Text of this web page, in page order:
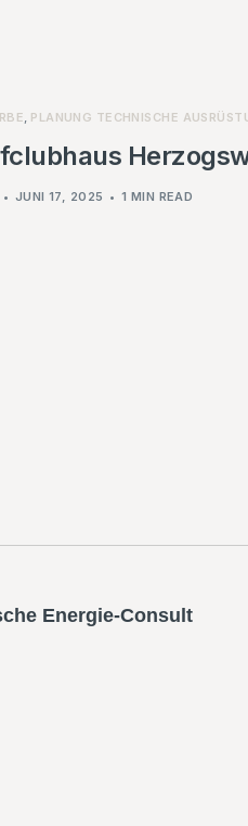
, PLANUNG TECHNISCHE
JUNI 17, 2025 1 MIN READ
Energie-Consult